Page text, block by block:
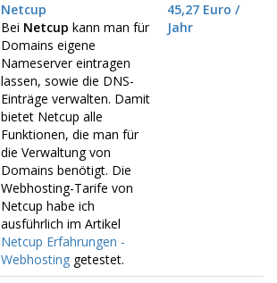
Netcup
Bei Netcup kann man für
Domains eigene
Nameserver eintragen
lassen, sowie die DNS-
Einträge verwalten. Damit
bietet Netcup alle
Funktionen, die man für
die Verwaltung von
Domains benötigt. Die
Webhosting-Tarife von
Netcup habe ich
ausführlich im Artikel
Netcup Erfahrungen -
Webhosting getestet.
45,27 Euro /
Jahr